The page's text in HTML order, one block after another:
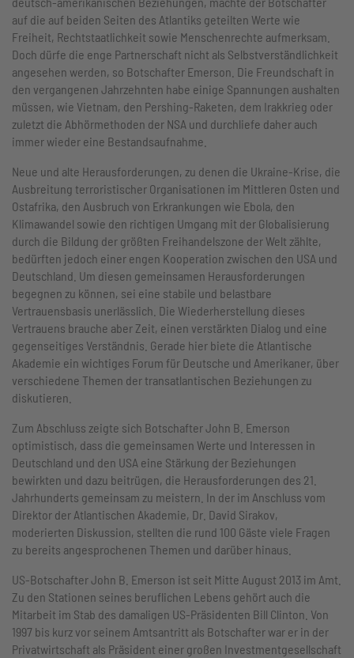
auf die auf beiden Seiten des Atlantiks geteilten Werte wie
Freiheit, Rechtstaatlichkeit sowie Menschenrechte aufmerksam.
Doch dürfe die enge Partnerschaft nicht als Selbstverständlichkeit
angesehen werden, so Botschafter Emerson. Die Freundschaft in
den vergangenen Jahrzehnten habe einige Spannungen aushalten
müssen, wie Vietnam, den Pershing-Raketen, dem Irakkrieg oder
zuletzt die Abhörmethoden der NSA und durchliefe daher auch
immer wieder eine Bestandsaufnahme.
Neue und alte Herausforderungen, zu denen die Ukraine-Krise, die
Ausbreitung terroristischer Organisationen im Mittleren Osten und
Ostafrika, den Ausbruch von Erkrankungen wie Ebola, den
Klimawandel sowie den richtigen Umgang mit der Globalisierung
durch die Bildung der größten Freihandelszone der Welt zählte,
bedürften jedoch einer engen Kooperation zwischen den USA und
Deutschland. Um diesen gemeinsamen Herausforderungen
begegnen zu können, sei eine stabile und belastbare
Vertrauensbasis unerlässlich. Die Wiederherstellung dieses
Vertrauens brauche aber Zeit, einen verstärkten Dialog und eine
gegenseitiges Verständnis. Gerade hier biete die Atlantische
Akademie ein wichtiges Forum für Deutsche und Amerikaner, über
verschiedene Themen der transatlantischen Beziehungen zu
diskutieren.
Zum Abschluss zeigte sich Botschafter John B. Emerson
optimistisch, dass die gemeinsamen Werte und Interessen in
Deutschland und den USA eine Stärkung der Beziehungen
bewirkten und dazu beitrügen, die Herausforderungen des 21.
Jahrhunderts gemeinsam zu meistern. In der im Anschluss vom
Direktor der Atlantischen Akademie, Dr. David Sirakov,
moderierten Diskussion, stellten die rund 100 Gäste viele Fragen
zu bereits angesprochenen Themen und darüber hinaus.
US-Botschafter John B. Emerson ist seit Mitte August 2013 im Amt.
Zu den Stationen seines beruflichen Lebens gehört auch die
Mitarbeit im Stab des damaligen US-Präsidenten Bill Clinton. Von
1997 bis kurz vor seinem Amtsantritt als Botschafter war er in der
Privatwirtschaft als Präsident einer großen Investmentgesellschaft